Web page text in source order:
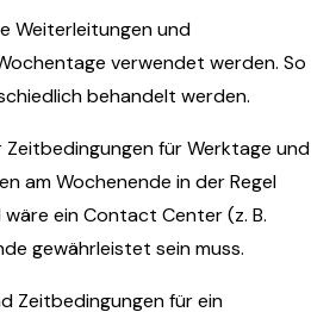
Weiterleitungen und
verwendet werden. So
behandelt werden.
Zeitbedingungen für Werktage und
am Wochenende in der Regel
ein Contact Center (z. B.
gewährleistet sein muss.
Zeitbedingungen für ein